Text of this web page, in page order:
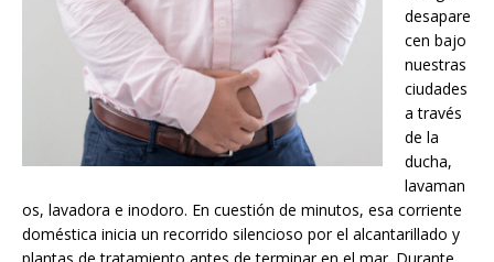
desapare
cen bajo
nuestras
ciudades
a través
de la
ducha,
lavaman
os, lavadora e inodoro. En cuestión de minutos, esa corriente
doméstica inicia un recorrido silencioso por el alcantarillado y